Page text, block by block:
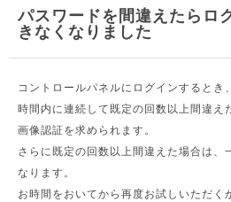
パスワードを間違えたらロ
きなくなりました
コントロールパネルにログインするとき
時間内に連続して既定の回数以上間違え
画像認証を求められます。
さらに既定の回数以上間違えた場合は、
なります。
お時間をおいてから再度お試しいただく